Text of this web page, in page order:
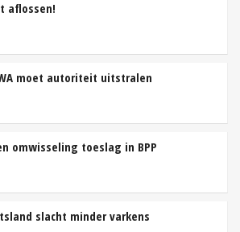
aflossen!
moet autoriteit uitstralen
omwisseling toeslag in BPP
slacht minder varkens